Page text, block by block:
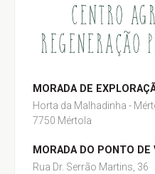
CENTRO
REGENERAÇÃO
MORADA DE
Horta da Malhadinha -
7750 Mértola
MORADA DO PONTO DE
Rua Dr. Serrão Martins, 36